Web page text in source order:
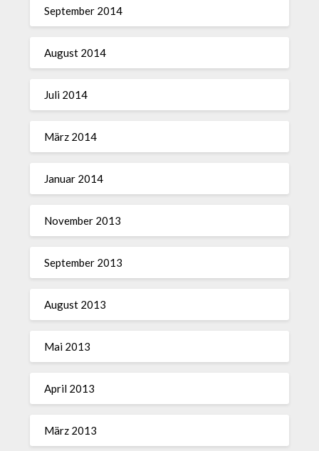
September 2014
August 2014
Juli 2014
März 2014
Januar 2014
November 2013
September 2013
August 2013
Mai 2013
April 2013
März 2013